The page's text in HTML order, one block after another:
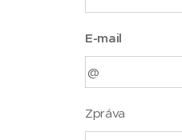
E-mail
Zpráva